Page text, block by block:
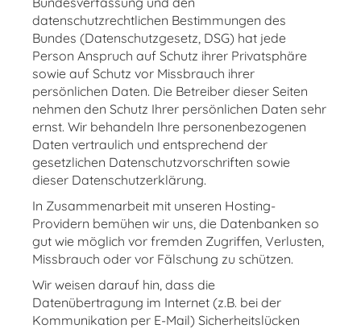
datenschutzrechtlichen Bestimmungen des
Bundes (Datenschutzgesetz, DSG) hat jede
Person Anspruch auf Schutz ihrer Privatsphäre
sowie auf Schutz vor Missbrauch ihrer
persönlichen Daten. Die Betreiber dieser Seiten
nehmen den Schutz Ihrer persönlichen Daten sehr
ernst. Wir behandeln Ihre personenbezogenen
Daten vertraulich und entsprechend der
gesetzlichen Datenschutzvorschriften sowie
dieser Datenschutzerklärung.
In Zusammenarbeit mit unseren Hosting-
Providern bemühen wir uns, die Datenbanken so
gut wie möglich vor fremden Zugriffen, Verlusten,
Missbrauch oder vor Fälschung zu schützen.
Wir weisen darauf hin, dass die
Datenübertragung im Internet (z.B. bei der
Kommunikation per E-Mail) Sicherheitslücken